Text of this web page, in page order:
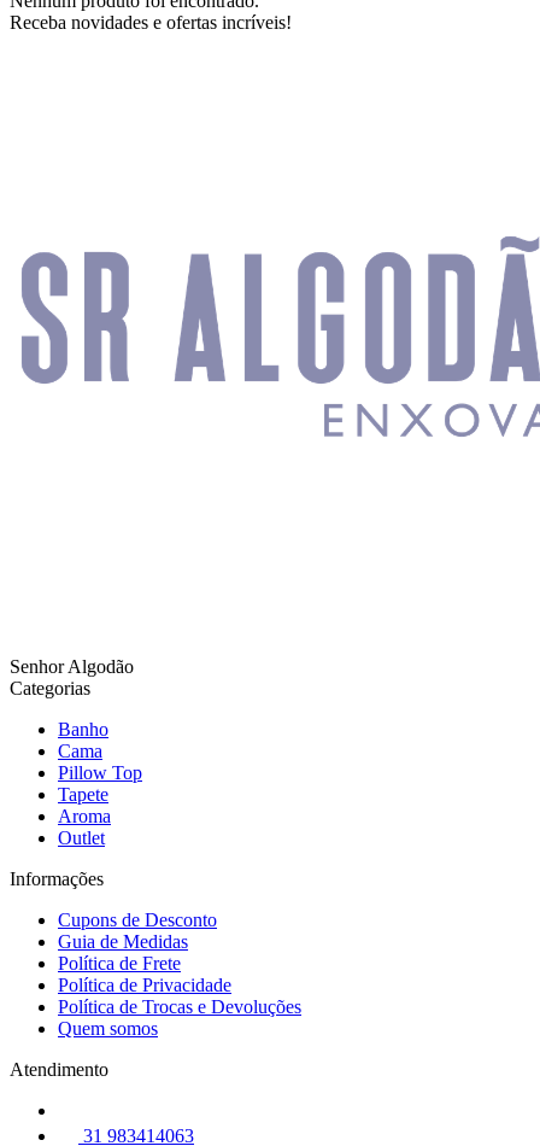
Receba novidades e ofertas incríveis!
Senhor Algodão
Categorias
Banho
Cama
Pillow Top
Tapete
Aroma
Outlet
Informações
Cupons de Desconto
Guia de Medidas
Política de Frete
Política de Privacidade
Política de Trocas e Devoluções
Quem somos
Atendimento
31 983414063